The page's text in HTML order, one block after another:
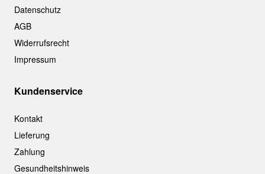
Datenschutz
AGB
Widerrufsrecht
Impressum
Kundenservice
Kontakt
Lieferung
Zahlung
Gesundheitshinweis